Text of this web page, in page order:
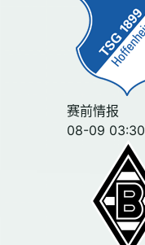
赛前情报
08-09 03:30